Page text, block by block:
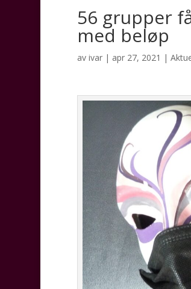
56 grupper
med beløp
av ivar| apr 27, 2021 |